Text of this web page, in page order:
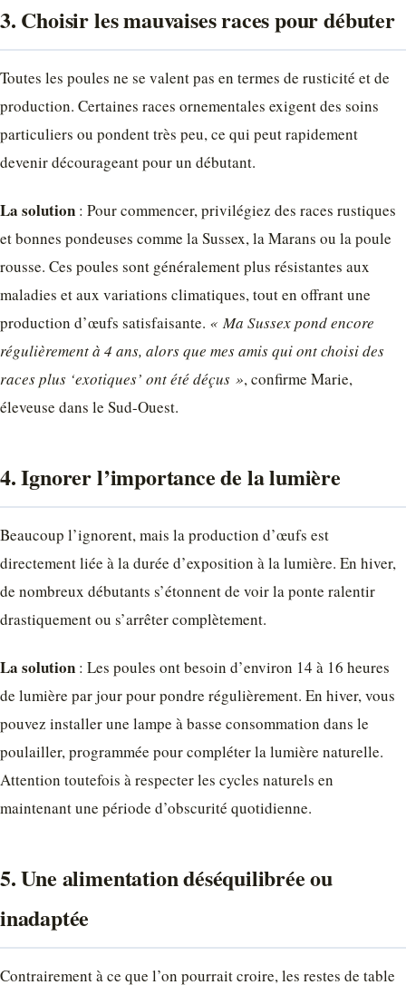
3. Choisir les mauvaises races pour débuter
Toutes les poules ne se valent pas en termes de rusticité et de
production. Certaines races ornementales exigent des soins
particuliers ou pondent très peu, ce qui peut rapidement
devenir décourageant pour un débutant.
La solution : Pour commencer, privilégiez des races rustiques
et bonnes pondeuses comme la Sussex, la Marans ou la poule
rousse. Ces poules sont généralement plus résistantes aux
maladies et aux variations climatiques, tout en offrant une
production d’œufs satisfaisante. « Ma Sussex pond encore
régulièrement à 4 ans, alors que mes amis qui ont choisi des
races plus ‘exotiques’ ont été déçus », confirme Marie,
éleveuse dans le Sud-Ouest.
4. Ignorer l’importance de la lumière
Beaucoup l’ignorent, mais la production d’œufs est
directement liée à la durée d’exposition à la lumière. En hiver,
de nombreux débutants s’étonnent de voir la ponte ralentir
drastiquement ou s’arrêter complètement.
La solution : Les poules ont besoin d’environ 14 à 16 heures
de lumière par jour pour pondre régulièrement. En hiver, vous
pouvez installer une lampe à basse consommation dans le
poulailler, programmée pour compléter la lumière naturelle.
Attention toutefois à respecter les cycles naturels en
maintenant une période d’obscurité quotidienne.
5. Une alimentation déséquilibrée ou
inadaptée
Contrairement à ce que l’on pourrait croire, les restes de table